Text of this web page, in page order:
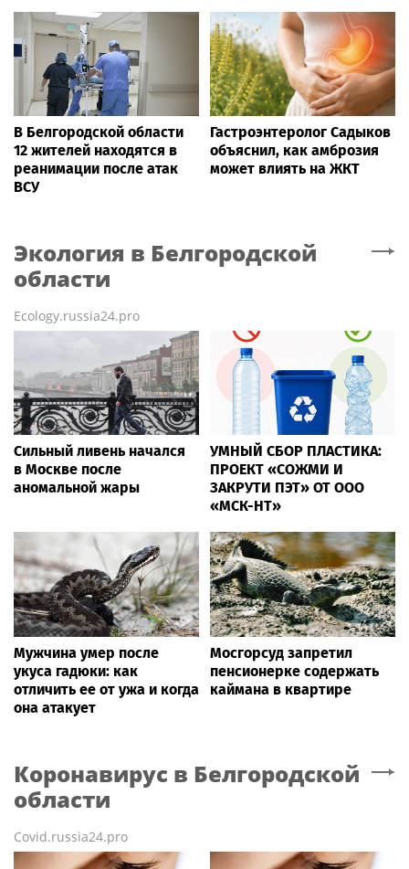
В Белгородской области
12 жителей находятся в
реанимации после атак
ВСУ
Гастроэнтеролог Садыков
объяснил, как амброзия
может влиять на ЖКТ
Экология в Белгородской
области
Ecology.russia24.pro
Сильный ливень начался
в Москве после
аномальной жары
УМНЫЙ СБОР ПЛАСТИКА:
ПРОЕКТ «СОЖМИ И
ЗАКРУТИ ПЭТ» ОТ ООО
«МСК-НТ»
Мужчина умер после
укуса гадюки: как
отличить ее от ужа и когда
она атакует
Мосгорсуд запретил
пенсионерке содержать
каймана в квартире
Коронавирус в Белгородской
области
Covid.russia24.pro